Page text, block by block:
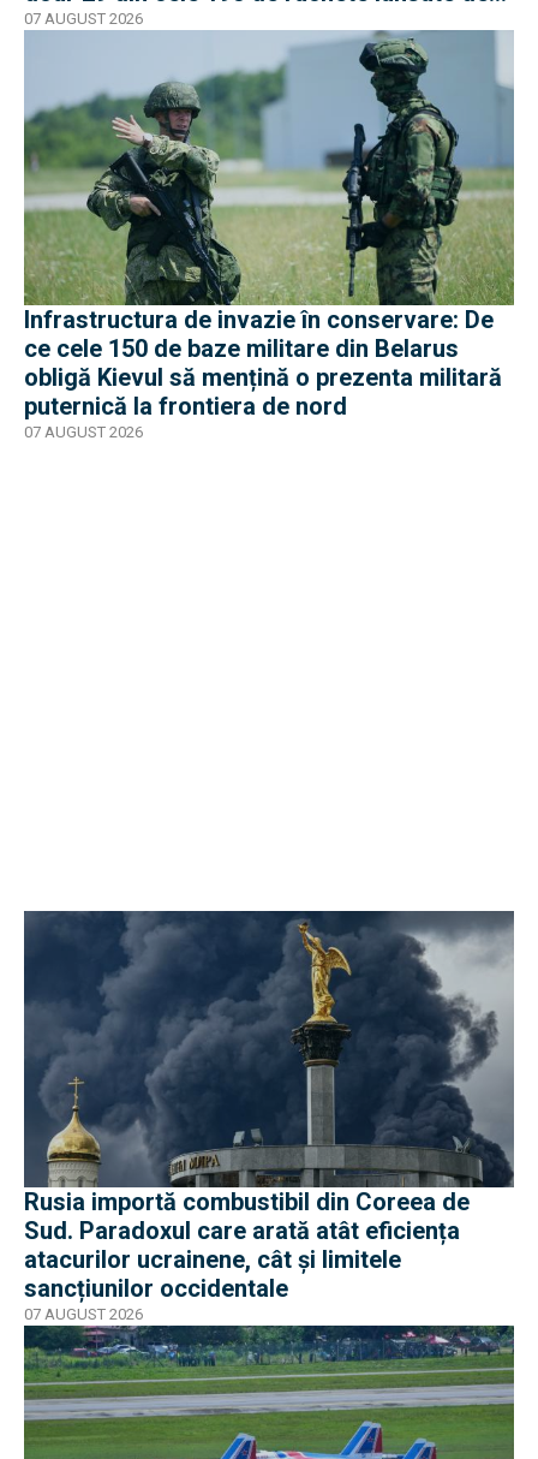
armata rusă
07 AUGUST 2026
Infrastructura de invazie în conservare: De
ce cele 150 de baze militare din Belarus
obligă Kievul să mențină o prezenta militară
puternică la frontiera de nord
07 AUGUST 2026
Rusia importă combustibil din Coreea de
Sud. Paradoxul care arată atât eficiența
atacurilor ucrainene, cât și limitele
sancțiunilor occidentale
07 AUGUST 2026